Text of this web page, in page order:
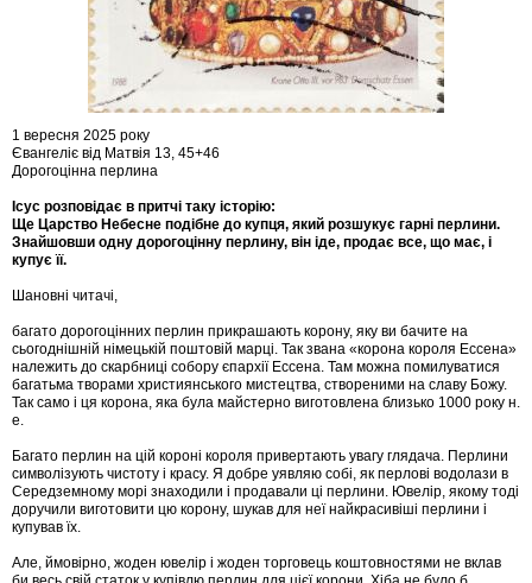
1 вересня 2025 року
Євангеліє від Матвія 13, 45+46
Дорогоцінна перлина
Ісус розповідає в притчі таку історію:
Ще Царство Небесне подібне до купця, який розшукує гарні перлини.
Знайшовши одну дорогоцінну перлину, він іде, продає все, що має, і
купує її.
Шановні читачі,
багато дорогоцінних перлин прикрашають корону, яку ви бачите на
сьогоднішній німецькій поштовій марці. Так звана «корона короля Ессена»
належить до скарбниці собору єпархії Ессена. Там можна помилуватися
багатьма творами християнського мистецтва, створеними на славу Божу.
Так само і ця корона, яка була майстерно виготовлена близько 1000 року н.
е.
Багато перлин на цій короні короля привертають увагу глядача. Перлини
символізують чистоту і красу. Я добре уявляю собі, як перлові водолази в
Середземному морі знаходили і продавали ці перлини. Ювелір, якому тоді
доручили виготовити цю корону, шукав для неї найкрасивіші перлини і
купував їх.
Але, ймовірно, жоден ювелір і жоден торговець коштовностями не вклав